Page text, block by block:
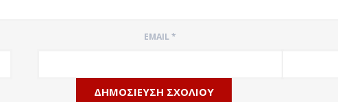
EMAIL*